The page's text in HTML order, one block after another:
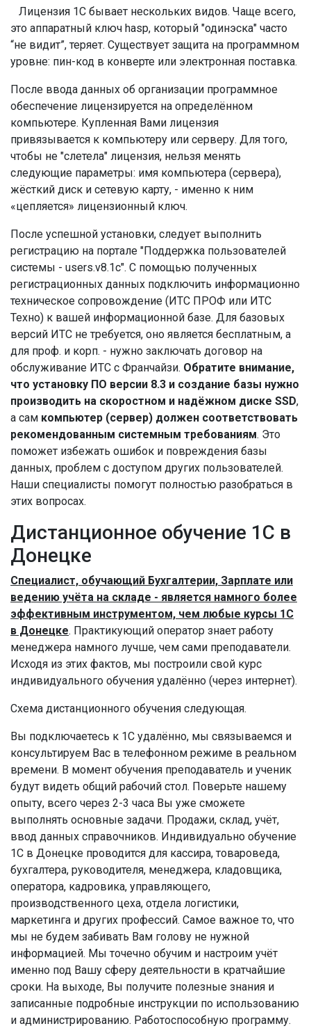
Лицензия 1С бывает нескольких видов. Чаще всего,
это аппаратный ключ hasp, который "одинэска" часто
“не видит”, теряет. Существует защита на программном
уровне: пин-код в конверте или электронная поставка.
После ввода данных об организации программное
обеспечение лицензируется на определённом
компьютере. Купленная Вами лицензия
привязывается к компьютеру или серверу. Для того,
чтобы не "слетела" лицензия, нельзя менять
следующие параметры: имя компьютера (сервера),
жёсткий диск и сетевую карту, - именно к ним
«цепляется» лицензионный ключ.
После успешной установки, следует выполнить
регистрацию на портале "Поддержка пользователей
системы - users.v8.1c". С помощью полученных
регистрационных данных подключить информационно
техническое сопровождение (ИТС ПРОФ или ИТС
Техно) к вашей информационной базе. Для базовых
версий ИТС не требуется, оно является бесплатным, а
для проф. и корп. - нужно заключать договор на
обслуживание ИТС с Франчайзи. Обратите внимание,
что установку ПО версии 8.3 и создание базы нужно
производить на скоростном и надёжном диске SSD,
а сам компьютер (сервер) должен соответствовать
рекомендованным системным требованиям. Это
поможет избежать ошибок и повреждения базы
данных, проблем с доступом других пользователей.
Наши специалисты помогут полностью разобраться в
этих вопросах.
Дистанционное обучение 1С в
Донецке
Специалист, обучающий Бухгалтерии, Зарплате или
ведению учёта на складе - является намного более
эффективным инструментом, чем любые курсы 1С
в Донецке. Практикующий оператор знает работу
менеджера намного лучше, чем сами преподаватели.
Исходя из этих фактов, мы построили свой курс
индивидуального обучения удалённо (через интернет).
Схема дистанционного обучения следующая.
Вы подключаетесь к 1С удалённо, мы связываемся и
консультируем Вас в телефонном режиме в реальном
времени. В момент обучения преподаватель и ученик
будут видеть общий рабочий стол. Поверьте нашему
опыту, всего через 2-3 часа Вы уже сможете
выполнять основные задачи. Продажи, склад, учёт,
ввод данных справочников. Индивидуально обучение
1С в Донецке проводится для кассира, товароведа,
бухгалтера, руководителя, менеджера, кладовщика,
оператора, кадровика, управляющего,
производственного цеха, отдела логистики,
маркетинга и других профессий. Самое важное то, что
мы не будем забивать Вам голову не нужной
информацией. Мы точечно обучим и настроим учёт
именно под Вашу сферу деятельности в кратчайшие
сроки. На выходе, Вы получите полезные знания и
записанные подробные инструкции по использованию
и администрированию. Работоспособную программу.